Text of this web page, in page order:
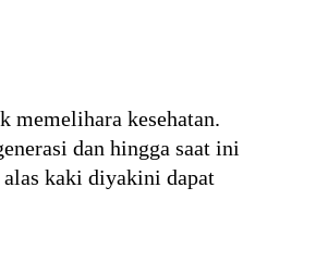
memelihara kesehatan.
dan hingga saat ini
kaki diyakini dapat